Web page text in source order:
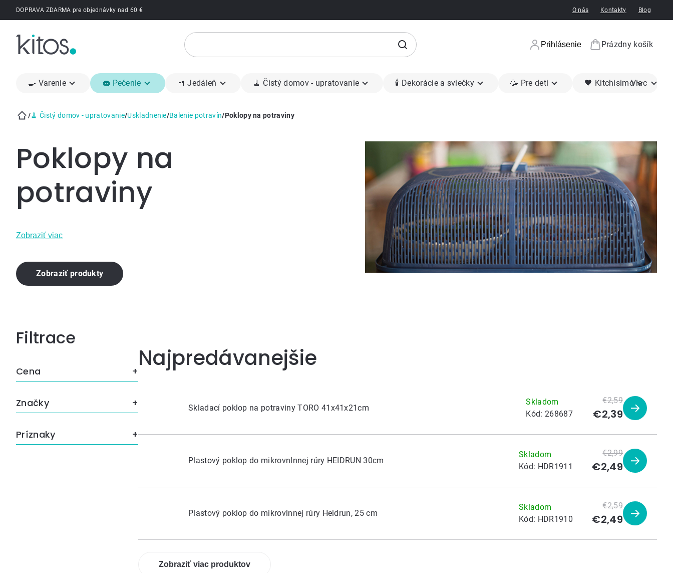
PrejsťDOPRAVA ZDARMA pre objednávky nad 60 € O nás Kontakty Blog
Prihlásenie
Nákupný
Prázdny košík
🍳 Varenie 🧁 Pečenie 🍴 Jedáleň 🧹 Čistý domov - upratovanie 🕯 Dekorácie a sviečky 🥳 Pre deti 🖤 KitchisimoViac
/🧹 Čistý domov - upratovanie/Uskladnenie/Balenie potravín/Poklopy na potraviny
Poklopy na
potraviny
Zobraziť viac
Zobraziť produkty
Bočný
panel
Cena
Príznaky
Značky
Najpredávanejšie
Skladací poklop na potraviny TORO 41x41x21cm
Skladom
Kód:268687
€2,59
€2,39
Zobraziť
Plastový poklop do mikrovnlnnej rúry HEIDRUN 30cm
Skladom
Kód: HDR1911
€2,99
€2,49
Zobraziť
Plastový poklop do mikrovlnnej rúry Heidrun, 25 cm
Skladom
Kód: HDR1910
€2,59
€2,49
Zobraziť
Zobraziť viac produktov